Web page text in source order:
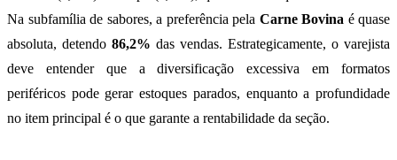
Na subfamília de sabores, a preferência pela Carne Bovina é quase
absoluta, detendo 86,2% das vendas. Estrategicamente, o varejista
deve entender que a diversificação excessiva em formatos
periféricos pode gerar estoques parados, enquanto a profundidade
no item principal é o que garante a rentabilidade da seção.